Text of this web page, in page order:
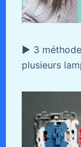
► 3
plusieurs